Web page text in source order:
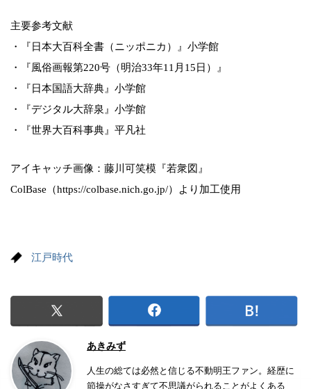
主要参考文献
・『日本大百科全書（ニッポニカ）』小学館
・『風俗画報第220号（明治33年11月15日）』
・『日本国語大辞典』小学館
・『デジタル大辞泉』小学館
・『世界大百科事典』平凡社
アイキャッチ画像：藤川可笑模『若衆図』
ColBase（https://colbase.nich.go.jp/）より加工使用
江戸時代
あきみず
人生の総ては必然と信じる不動明王ファン。経歴に
節操がなさすぎて不思議がられることがよくある